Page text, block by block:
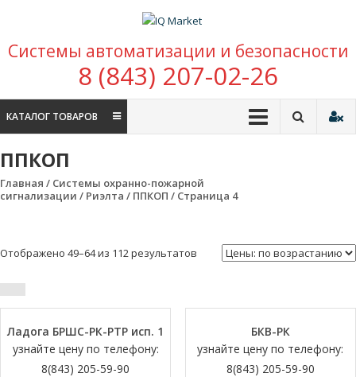
зона умных покупок
Системы автоматизации и безопасности
8 (843) 207-02-26
КАТАЛОГ ТОВАРОВ
ППКОП
Главная / Системы охранно-пожарной
сигнализации / Риэлта / ППКОП / Страница 4
Отображено 49–64 из 112 результатов
Ладога БРШС-РК-РТР исп. 1
узнайте цену по телефону:
8(843) 205-59-90
БКВ-РК
узнайте цену по телефону:
8(843) 205-59-90